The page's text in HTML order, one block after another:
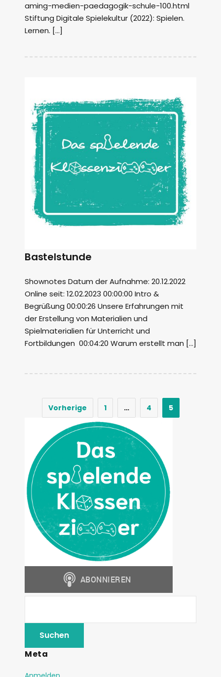
aming-medien-paedagogik-schule-100.html
Stiftung Digitale Spielekultur (2022): Spielen.
Lernen. […]
Bastelstunde
Shownotes Datum der Aufnahme: 20.12.2022
Online seit: 12.02.2023 00:00:00 Intro &
Begrüßung 00:00:26 Unsere Erfahrungen mit
der Erstellung von Materialien und
Spielmaterialien für Unterricht und
Fortbildungen 00:04:20 Warum erstellt man […]
Vorherige 1 … 4 5
Meta